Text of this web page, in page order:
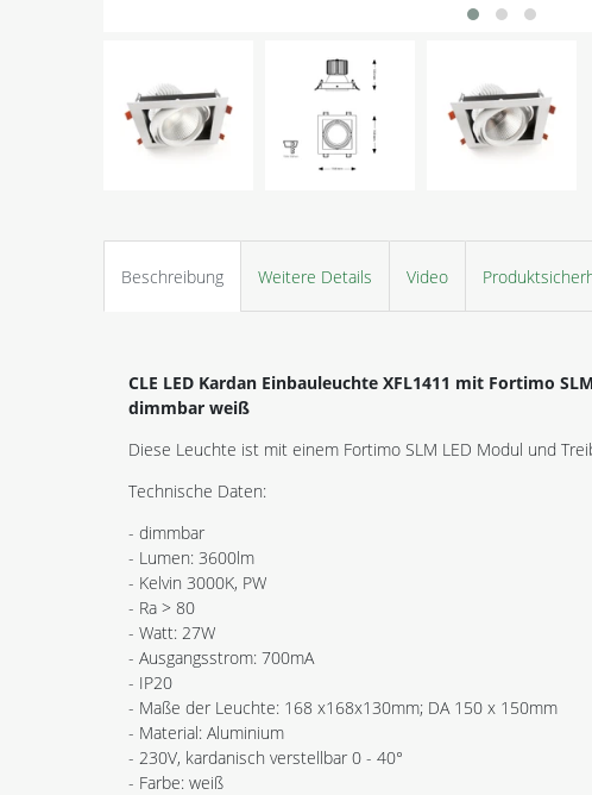
Beschreibung Weitere Details Video
CLE LED Kardan Einbauleuchte XFL1411 mit Fortimo
dimmbar weiß
Diese Leuchte ist mit einem Fortimo SLM LED Modul und
Technische Daten:
- dimmbar
- Lumen: 3600lm
- Kelvin 3000K, PW
- Ra > 80
- Watt: 27W
- Ausgangsstrom: 700mA
- IP20
- Maße der Leuchte: 168 x168x130mm; DA 150 x 150mm
- Material: Aluminium
- 230V, kardanisch verstellbar 0 - 40°
- Farbe: weiß